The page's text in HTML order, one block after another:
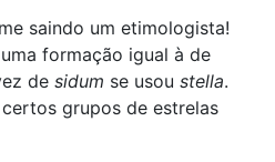
saindo um etimologista!
formação igual à de
de sidum se usou stella.
grupos de estrelas